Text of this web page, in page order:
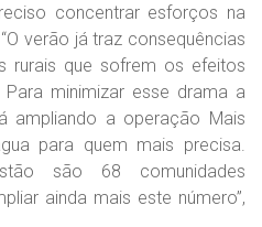
concentrar esforços na
verão já traz consequências
rurais que sofrem os efeitos
minimizar esse drama a
ampliando a operação Mais
para quem mais precisa.
são 68 comunidades
ainda mais este número”,